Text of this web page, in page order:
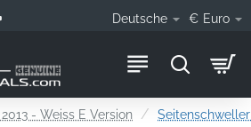
Deutsche € Euro
- Weiss E Version